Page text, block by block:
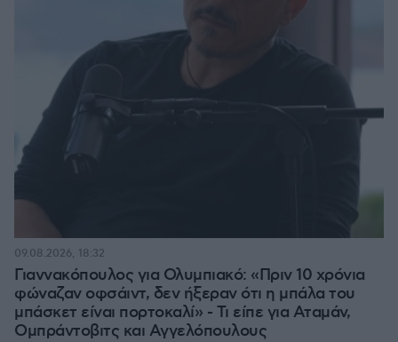
Γιαννακόπουλος για Ολυμπιακό: «Πριν 10 χρόνια
φώναζαν οφσάιντ, δεν ήξεραν ότι η μπάλα του
μπάσκετ είναι πορτοκαλί» - Τι είπε για Αταμάν,
Ομπράντοβιτς και Αγγελόπουλους
09.08.2026, 18:32